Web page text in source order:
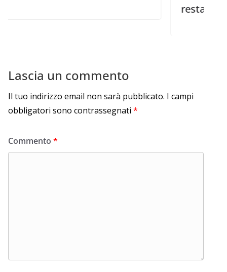
Lascia un commento
Il tuo indirizzo email non sarà pubblicato. I campi
obbligatori sono contrassegnati *
Commento *